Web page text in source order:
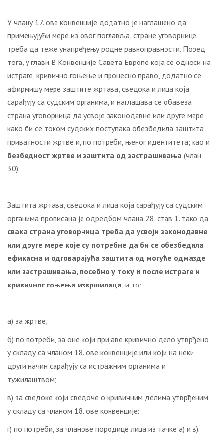
У члану 17. ове конвенције додатно је наглашено да
примењујући мере из овог поглавља, стране уговорнице
треба да теже унапређењу родне равноправности. Поред
тога, у глави В Конвенције Савета Европе која се односи на
истраге, кривично гоњење и процесно право, додатно се
афирмишу мере заштите жртава, сведока и лица која
сарађују са судским органима, и наглашава се обавеза
страна уговорница да усвоје законодавне или друге мере
како би се током судских поступака обезбедила заштита
приватности жртве и, по потреби, њеног идентитета; као и
безбедност жртве и заштита од застрашивања (члан
30).
Заштита жртава, сведока и лица која сарађују са судским
органима прописана је одредбом члана 28. став 1. тако да
свака страна уговорница треба да усвоји законодавне
или друге мере које су потребне да би се обезбедила
ефикасна и одговарајућа заштита од могуће одмазде
или застрашивања, посебно у току и после истраге и
кривичног гоњења извршилаца, и то:
а) за жртве;
б) по потреби, за оне који пријаве кривично дело утврђено
у складу са чланом 18. ове конвенције или који на неки
други начин сарађују са истражним органима и
тужилаштвом;
в) за сведоке који сведоче о кривичним делима утврђеним
у складу са чланом 18. ове конвенције;
г) по потреби, за чланове породице лица из тачке а) и в).